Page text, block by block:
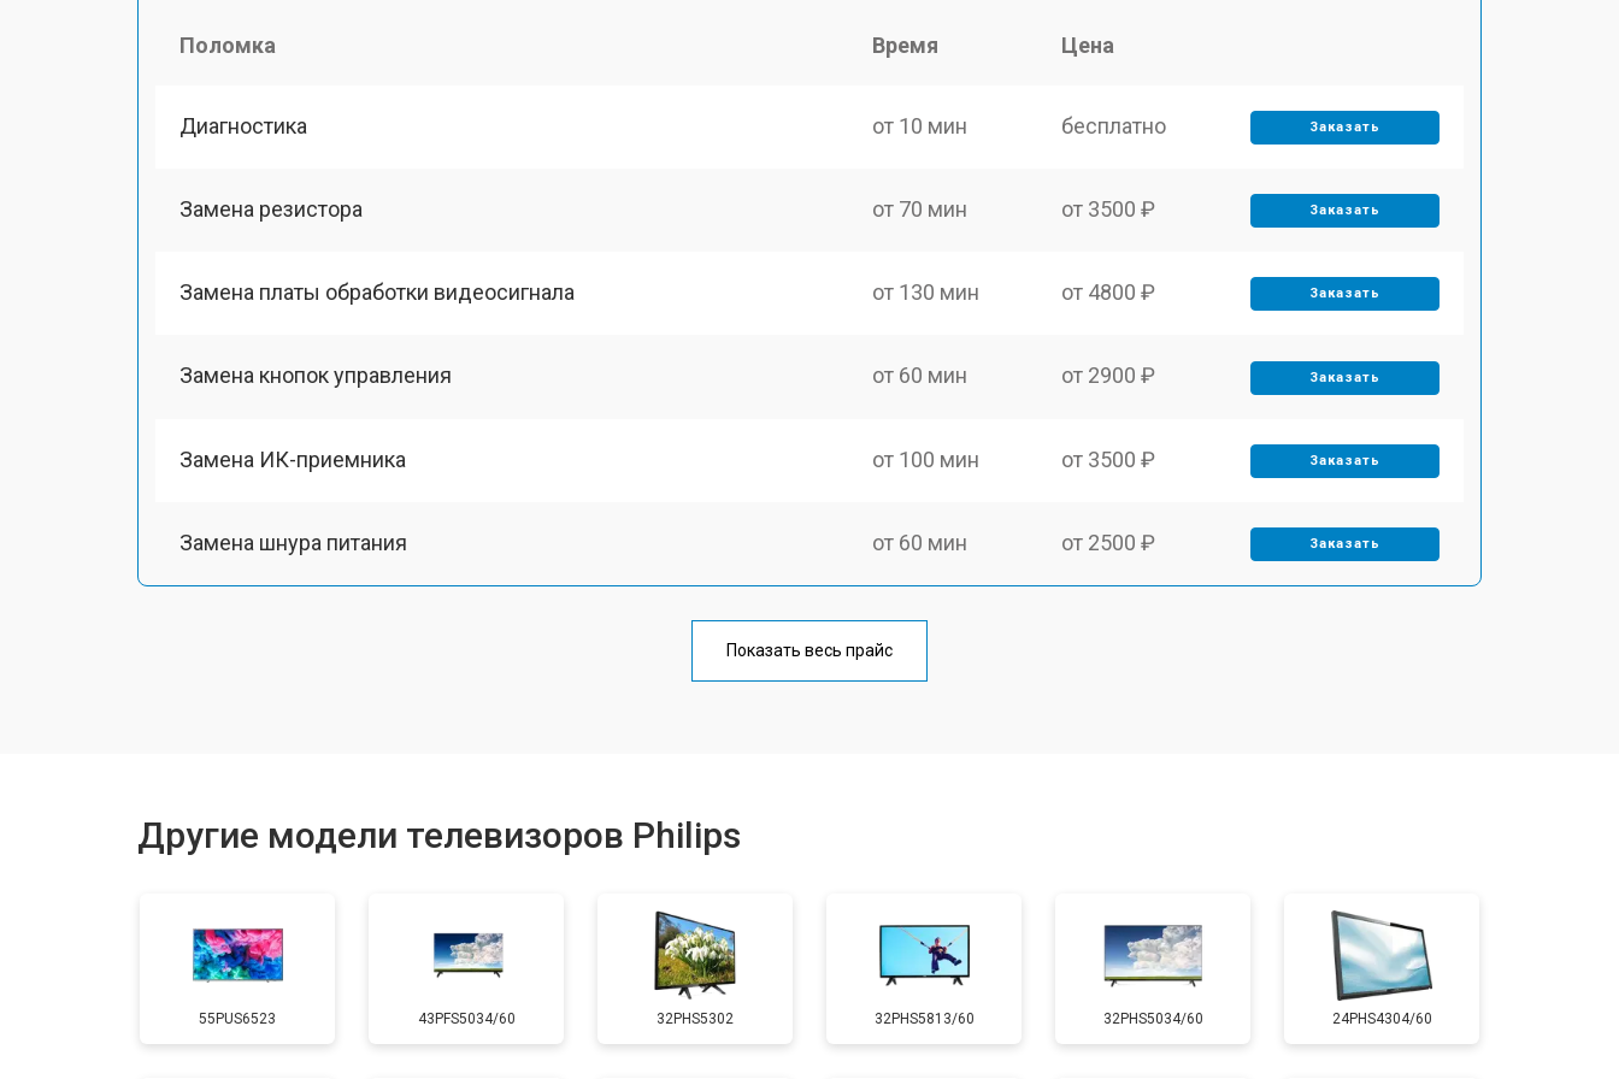
Поломка Время Цена
Диагностика от 10 мин бесплатно Заказать
Замена резистора от 70 мин от 3500 ₽ Заказать
Замена платы обработки видеосигнала от 130 мин от 4800 ₽ Заказать
Замена кнопок управления от 60 мин от 2900 ₽ Заказать
Замена ИК-приемника от 100 мин от 3500 ₽ Заказать
Замена шнура питания от 60 мин от 2500 ₽ Заказать
от 90 мин
Замена HDMI порта от 80 мин от 2600 ₽ Заказать
Замена модуля Wi-Fi от 70 мин от 3500 ₽ Заказать
Показать весь прайс
Другие модели телевизоров Philips
55PUS6523 43PFS5034/60 32PHS5302 32PHS5813/60 32PHS5034/60 24PHS4304/60